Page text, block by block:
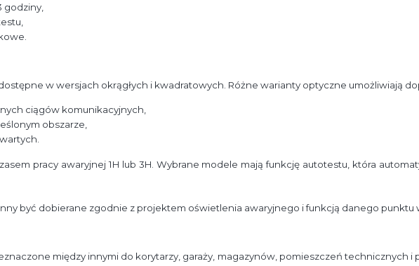
godziny,
w wersjach okrągłych i kwadratowych. Różne warianty optyczne umożliwiają
ciągów komunikacyjnych,
obszarze,
pracy awaryjnej 1H lub 3H. Wybrane modele mają funkcję autotestu, która
być dobierane zgodnie z projektem oświetlenia awaryjnego i funkcją danego punktu
między innymi do korytarzy, garaży, magazynów, pomieszczeń technicznych